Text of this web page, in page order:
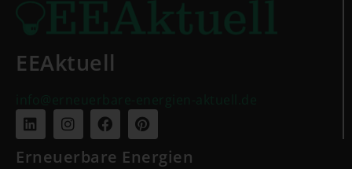
EEAktuell
Erneuerbare Energien